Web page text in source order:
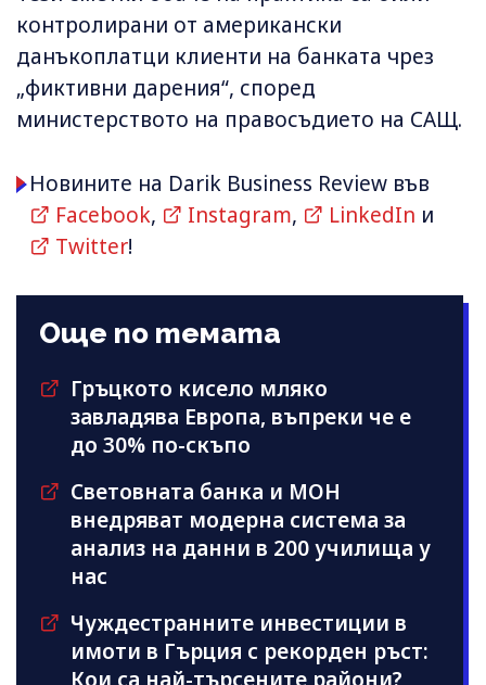
контролирани от американски
данъкоплатци клиенти на банката чрез
„фиктивни дарения“, според
министерството на правосъдието на САЩ.
Новините на Darik Business Review във
Facebook, Instagram, LinkedIn и
Twitter!
Още по темата
Гръцкото кисело мляко
завладява Европа, въпреки че е
до 30% по-скъпо
Световната банка и МОН
внедряват модерна система за
анализ на данни в 200 училища у
нас
Чуждестранните инвестиции в
имоти в Гърция с рекорден ръст: